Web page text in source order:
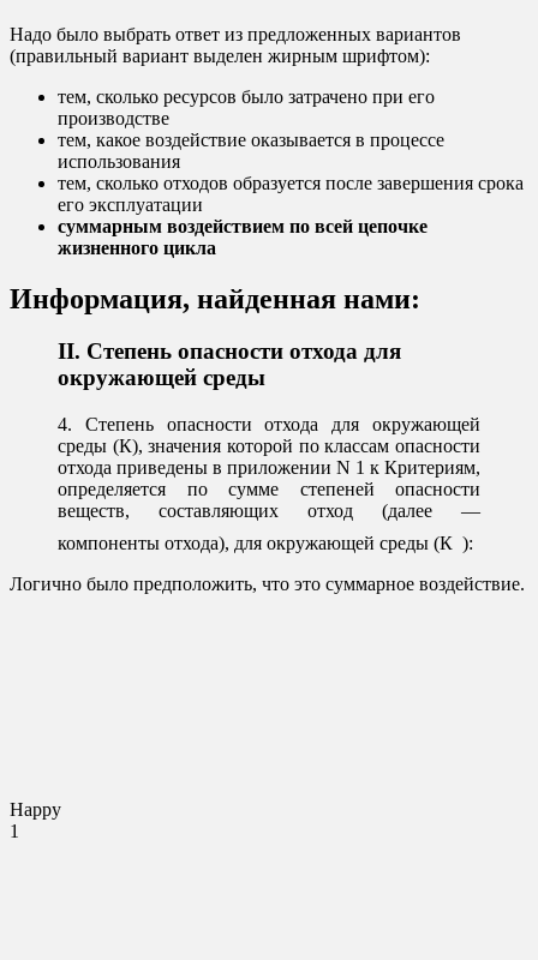
Надо было выбрать ответ из предложенных вариантов
(правильный вариант выделен жирным шрифтом):
тем, сколько ресурсов было затрачено при его
производстве
тем, какое воздействие оказывается в процессе
использования
тем, сколько отходов образуется после завершения срока
его эксплуатации
суммарным воздействием по всей цепочке
жизненного цикла
Информация, найденная нами:
II. Степень опасности отхода для
окружающей среды
4. Степень опасности отхода для окружающей
среды (К), значения которой по классам опасности
отхода приведены в приложении N 1 к Критериям,
определяется по сумме степеней опасности
веществ, составляющих отход (далее —
компоненты отхода), для окружающей среды (К ):
Логично было предположить, что это суммарное воздействие.
Happy
1